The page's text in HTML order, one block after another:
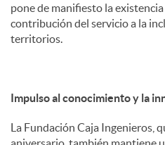
pone de manifiesto la
contribución del servicio a la
territorios.
Impulso al conocimiento y la
La Fundación Caja Ingenieros,